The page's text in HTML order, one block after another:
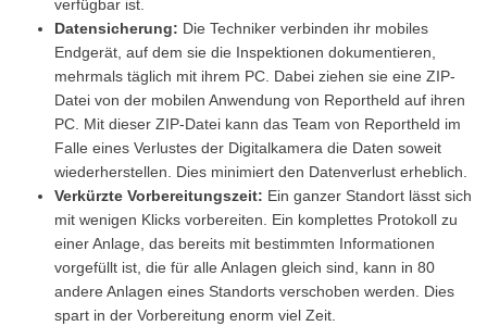
verfügbar ist.
Datensicherung: Die Techniker verbinden ihr mobiles
Endgerät, auf dem sie die Inspektionen dokumentieren,
mehrmals täglich mit ihrem PC. Dabei ziehen sie eine ZIP-
Datei von der mobilen Anwendung von Reportheld auf ihren
PC. Mit dieser ZIP-Datei kann das Team von Reportheld im
Falle eines Verlustes der Digitalkamera die Daten soweit
wiederherstellen. Dies minimiert den Datenverlust erheblich.
Verkürzte Vorbereitungszeit: Ein ganzer Standort lässt sich
mit wenigen Klicks vorbereiten. Ein komplettes Protokoll zu
einer Anlage, das bereits mit bestimmten Informationen
vorgefüllt ist, die für alle Anlagen gleich sind, kann in 80
andere Anlagen eines Standorts verschoben werden. Dies
spart in der Vorbereitung enorm viel Zeit.